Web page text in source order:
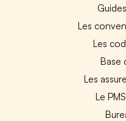
Les
Les
Base
Les
Le